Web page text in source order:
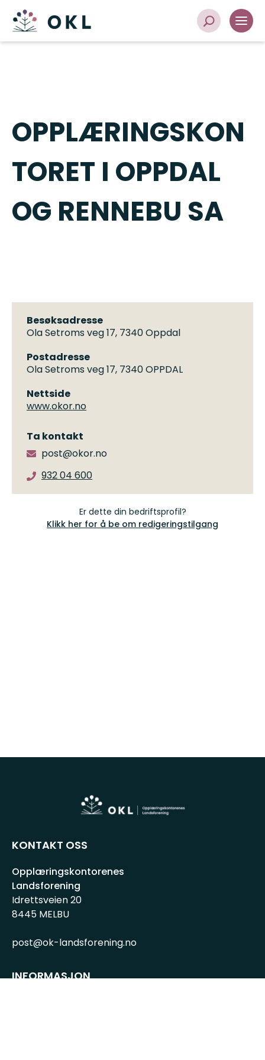
OPPLÆRINGSKON
TORET I OPPDAL
OG RENNEBU SA
Besøksadresse
Ola Setroms veg 17, 7340 Oppdal
Postadresse
Ola Setroms veg 17, 7340 OPPDAL
Nettside
www.okor.no
Ta kontakt
post@okor.no
932 04 600
Er dette din bedriftsprofil?
Klikk her for å be om redigeringstilgang
KONTAKT OSS
Opplæringskontorenes
Landsforening
Idrettsveien 20
8445 MELBU
post@ok-landsforening.no
INFORMASJON